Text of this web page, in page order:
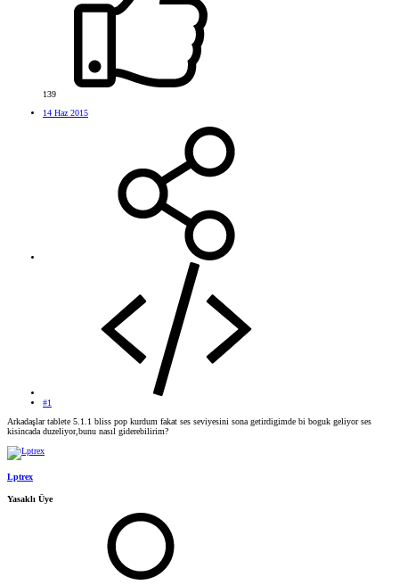
139
14 Haz 2015
#1
Arkadaşlar tablete 5.1.1 bliss pop kurdum fakat ses seviyesini sona getirdigimde bi boguk geliyor ses
kisincada duzeliyor,bunu nasıl giderebilirim?
Lptrex
Yasaklı Üye